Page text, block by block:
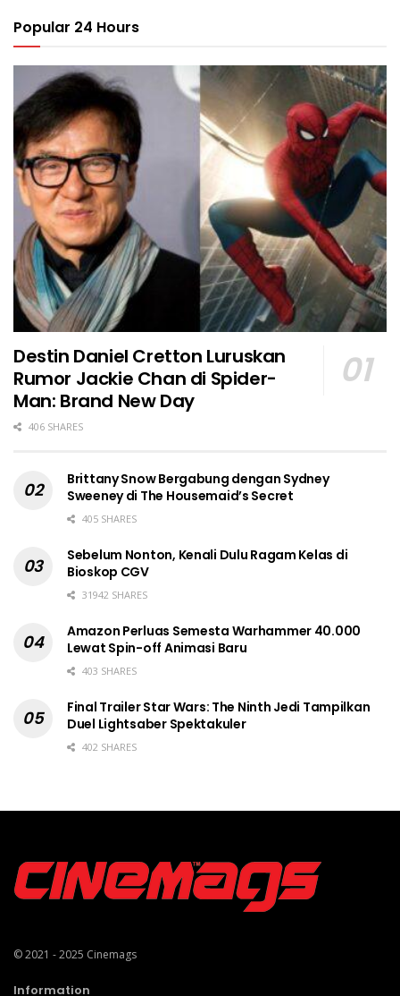
Popular 24 Hours
Destin Daniel Cretton Luruskan
Rumor Jackie Chan di Spider-
Man: Brand New Day
406 SHARES
Brittany Snow Bergabung dengan Sydney
Sweeney di The Housemaid’s Secret
405 SHARES
Sebelum Nonton, Kenali Dulu Ragam Kelas di
Bioskop CGV
31942 SHARES
Amazon Perluas Semesta Warhammer 40.000
Lewat Spin-off Animasi Baru
403 SHARES
Final Trailer Star Wars: The Ninth Jedi Tampilkan
Duel Lightsaber Spektakuler
402 SHARES
© 2021 - 2025 Cinemags
Information